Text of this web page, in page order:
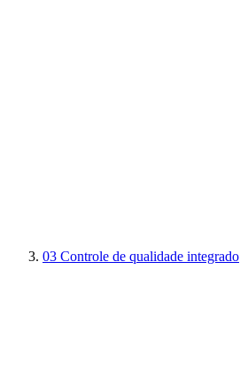
03 Controle de qualidade integrado